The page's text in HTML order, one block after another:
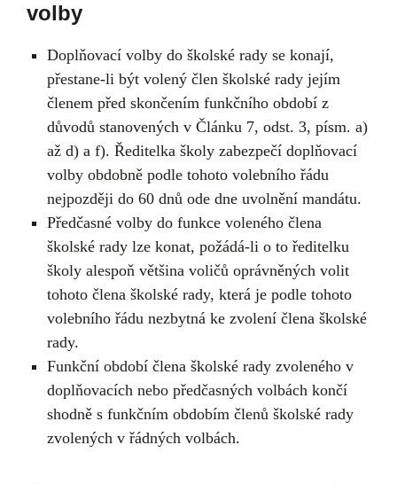
volby
Doplňovací volby do školské rady se konají,
přestane-li být volený člen školské rady jejím
členem před skončením funkčního období z
důvodů stanovených v Článku 7, odst. 3, písm. a)
až d) a f). Ředitelka školy zabezpečí doplňovací
volby obdobně podle tohoto volebního řádu
nejpozději do 60 dnů ode dne uvolnění mandátu.
Předčasné volby do funkce voleného člena
školské rady lze konat, požádá-li o to ředitelku
školy alespoň většina voličů oprávněných volit
tohoto člena školské rady, která je podle tohoto
volebního řádu nezbytná ke zvolení člena školské
rady.
Funkční období člena školské rady zvoleného v
doplňovacích nebo předčasných volbách končí
shodně s funkčním obdobím členů školské rady
zvolených v řádných volbách.